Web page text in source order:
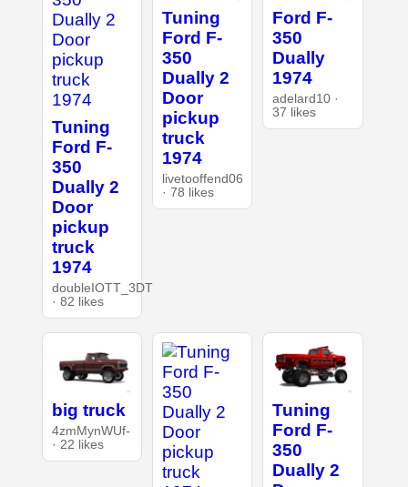
Tuning
Ford F-
350
Dually 2
Door
pickup
truck
1974
doubleIOTT_3DT
· 82 likes
Tuning
Ford F-
350
Dually 2
Door
pickup
truck
1974
livetooffend06
· 78 likes
Ford F-
350
Dually
1974
adelard10 ·
37 likes
big truck
4zmMynWUf-
· 22 likes
Tuning
Ford F-
350
Dually 2